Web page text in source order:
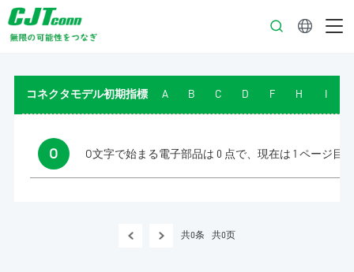
コネクタモデル初期指標 A B C D F H
O O文字で始まる電子部品は 0 点で、現在は 1 ページ目
共0条 共0页